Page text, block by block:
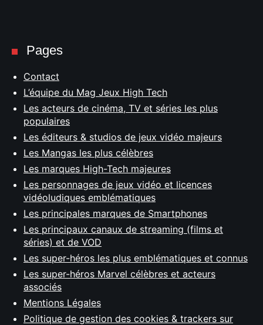
Pages
Contact
L’équipe du Mag Jeux High Tech
Les acteurs de cinéma, TV et séries les plus
populaires
Les éditeurs & studios de jeux vidéo majeurs
Les Mangas les plus célèbres
Les marques High-Tech majeures
Les personnages de jeux vidéo et licences
vidéoludiques emblématiques
Les principales marques de Smartphones
Les principaux canaux de streaming (films et
séries) et de VOD
Les super-héros les plus emblématiques et connus
Les super-héros Marvel célèbres et acteurs
associés
Mentions Légales
Politique de gestion des cookies & trackers sur